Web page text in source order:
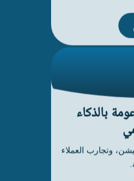
بالذكاء
وتجارب العملاء